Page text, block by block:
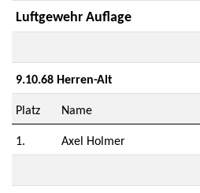
Luftgewehr Auflage
9.10.68 Herren-Alt
Platz Name
1. Axel Holmer